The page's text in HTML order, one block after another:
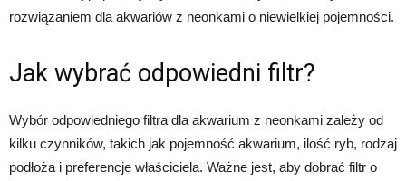
rozwiązaniem dla akwariów z neonkami o niewielkiej pojemności.
Jak wybrać odpowiedni filtr?
Wybór odpowiedniego filtra dla akwarium z neonkami zależy od
kilku czynników, takich jak pojemność akwarium, ilość ryb, rodzaj
podłoża i preferencje właściciela. Ważne jest, aby dobrać filtr o